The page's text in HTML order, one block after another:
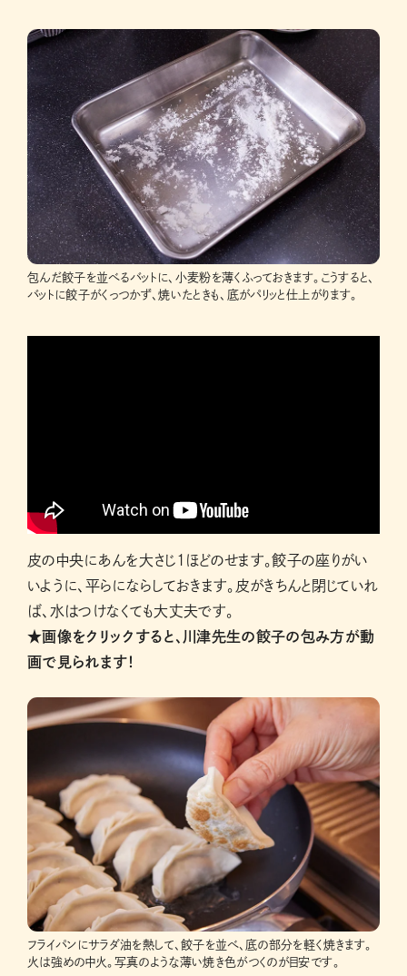
包んだ餃子を並べるバットに、小麦粉を薄くふっておきます。こうすると、
バットに餃子がくっつかず、焼いたときも、底がパリッと仕上がります。
皮の中央にあんを大さじ1ほどのせます。餃子の座りがい
いように、平らにならしておきます。皮がきちんと閉じていれ
ば、水はつけなくても大丈夫です。
★画像をクリックすると、川津先生の餃子の包み方が動
画で見られます！
フライパンにサラダ油を熱して、餃子を並べ、底の部分を軽く焼きます。
火は強めの中火。写真のような薄い焼き色がつくのが目安です。